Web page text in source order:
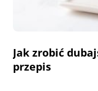
Jak zrobić
przepis